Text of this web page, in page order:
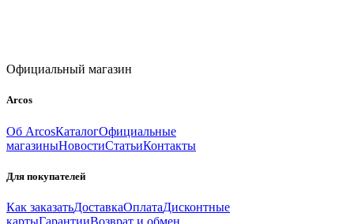
Официальный магазин
Arcos
Об ArcosКаталогОфициальные
магазиныНовостиСтатьиКонтакты
Для покупателей
Как заказатьДоставкаОплатаДисконтные
картыГарантииВозврат и обмен